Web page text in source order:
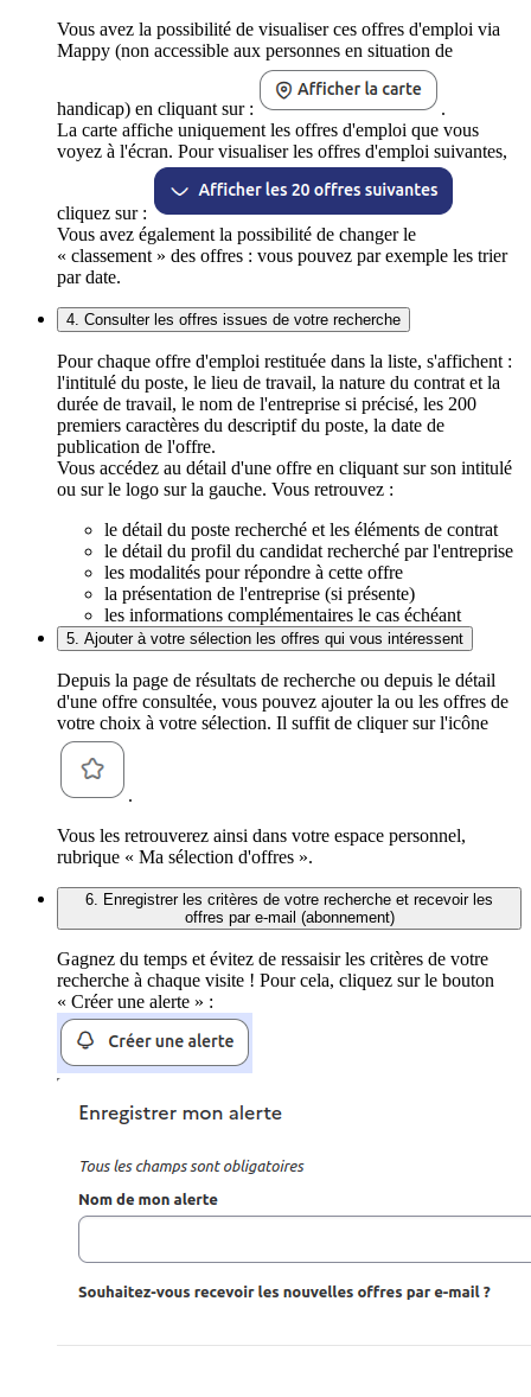
Vous avez la possibilité de visualiser ces offres d'emploi via
Mappy (non accessible aux personnes en situation de
handicap) en cliquant sur :
.
La carte affiche uniquement les offres d'emploi que vous
voyez à l'écran. Pour visualiser les offres d'emploi suivantes,
cliquez sur :
Vous avez également la possibilité de changer le
« classement » des offres : vous pouvez par exemple les trier
par date.
4. Consulter les offres issues de votre recherche
Pour chaque offre d'emploi restituée dans la liste, s'affichent :
l'intitulé du poste, le lieu de travail, la nature du contrat et la
durée de travail, le nom de l'entreprise si précisé, les 200
premiers caractères du descriptif du poste, la date de
publication de l'offre.
Vous accédez au détail d'une offre en cliquant sur son intitulé
ou sur le logo sur la gauche. Vous retrouvez :
le détail du poste recherché et les éléments de contrat
le détail du profil du candidat recherché par l'entreprise
les modalités pour répondre à cette offre
la présentation de l'entreprise (si présente)
les informations complémentaires le cas échéant
5. Ajouter à votre sélection les offres qui vous intéressent
Depuis la page de résultats de recherche ou depuis le détail
d'une offre consultée, vous pouvez ajouter la ou les offres de
votre choix à votre sélection. Il suffit de cliquer sur l'icône
.
Vous les retrouverez ainsi dans votre espace personnel,
rubrique « Ma sélection d'offres ».
6. Enregistrer les critères de votre recherche et recevoir les
offres par e-mail (abonnement)
Gagnez du temps et évitez de ressaisir les critères de votre
recherche à chaque visite ! Pour cela, cliquez sur le bouton
« Créer une alerte » :